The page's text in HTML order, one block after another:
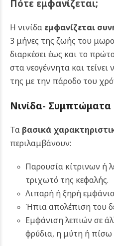
Πότε εμφανίζεται;
Η νινίδα εμφανίζεται
3 μήνες της ζωής του
διαρκέσει έως και το
στα νεογέννητα και
της με την πάροδο του
Νινίδα- Συμπτώματα
Τα βασικά
περιλαμβάνουν:
Παρουσία κίτρινων ή
τριχωτό της κεφαλής.
Λιπαρή ή ξηρή
Ήπια απολέπιση του
Εμφάνιση λεπιών σε
φρύδια, η μύτη ή πίσω